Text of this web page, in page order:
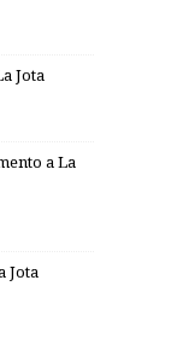
Jota
a La
Jota